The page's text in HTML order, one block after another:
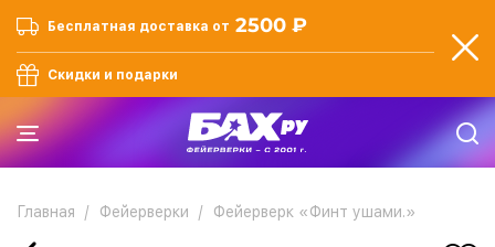
Бесплатная доставка от 2500 ₽
Скидки и подарки
Главная Фейерверки Фейерверк «Финт ушами.»